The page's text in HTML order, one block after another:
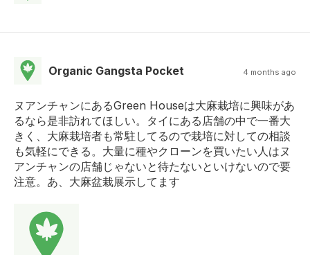
Organic Gangsta Pocket 4 months ago
ヌアンチャンにあるGreen Houseは大麻栽培に興味があ
るなら是非訪れてほしい。タイにある店舗の中で一番大
きく、大麻栽培者も常駐してるので栽培に対しての相談
も気軽にできる。大量に種やクローンを買いたい人はヌ
アンチャンの店舗じゃないと待たないといけないので要
注意。あ、大麻盆栽展示してます